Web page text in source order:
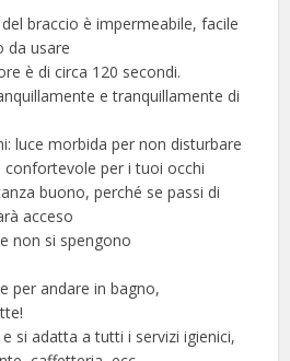
del braccio è impermeabile, facile
da usare
è di circa 120 secondi.
e tranquillamente di
luce morbida per non disturbare
confortevole per i tuoi occhi
buono, perché se passi di
acceso
non si spengono
per andare in bagno,
si adatta a tutti i servizi igienici,